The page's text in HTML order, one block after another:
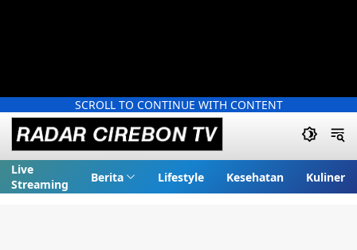
SCROLL TO CONTINUE WITH CONTENT
Live
Streaming
Berita Lifestyle Kesehatan Kuliner